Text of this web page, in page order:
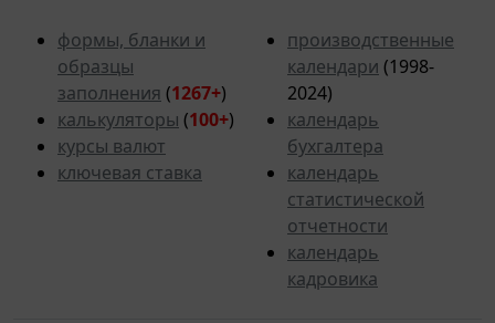
формы, бланки и
образцы
заполнения (1267+)
калькуляторы (100+)
курсы валют
ключевая ставка
производственные
календари (1998-
2024)
календарь
бухгалтера
календарь
статистической
отчетности
календарь
кадровика